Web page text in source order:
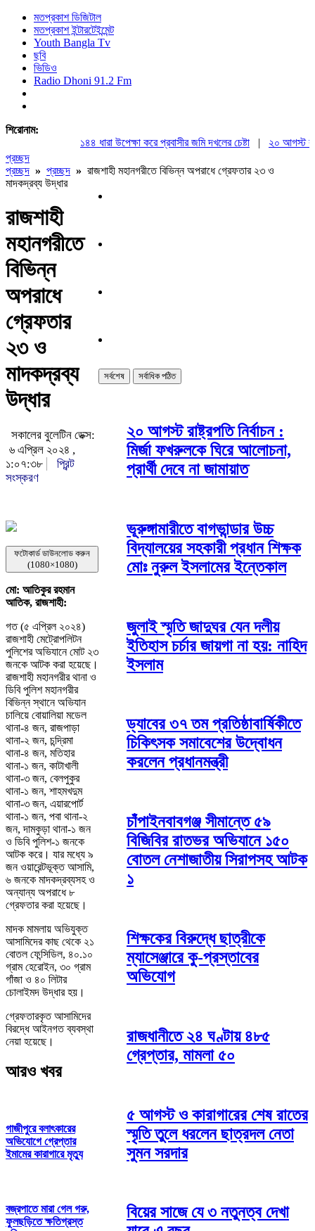
মতপ্রকাশ ডিজিটাল
মতপ্রকাশ ইন্টারটেইন্মেন্ট
Youth Bangla Tv
ছবি
ভিডিও
Radio Dhoni 91.2 Fm
শিরোনাম:
১৪৪ ধারা উপেক্ষা করে প্রবাসীর জমি দখলের চেষ্টা|
২০ আগস্ট
প্রচ্ছদ
প্রচ্ছদ » প্রচ্ছদ » রাজশাহী মহানগরীতে বিভিন্ন অপরাধে গ্রেফতার ২৩ ও
মাদকদ্রব্য উদ্ধার
রাজশাহী
মহানগরীতে
বিভিন্ন
অপরাধে
গ্রেফতার
২৩ ও
মাদকদ্রব্য
উদ্ধার
সকালের বুলেটিন ডেক্স:
৬ এপ্রিল ২০২৪ ,
১:০৭:৩৮
প্রিন্ট
সংস্করণ
ফটোকার্ড ডাউনলোড করুন
(1080×1080)
মো: আতিকুর রহমান
আতিক, রাজশাহী:
গত (৫ এপ্রিল ২০২৪)
রাজশাহী মেট্রোপলিটন
পুলিশের অভিযানে মোট ২৩
জনকে আটক করা হয়েছে।
রাজশাহী মহানগরীর থানা ও
ডিবি পুলিশ মহানগরীর
বিভিন্ন স্থানে অভিযান
চালিয়ে বোয়ালিয়া মডেল
থানা-৪ জন, রাজপাড়া
থানা-২ জন, চন্দ্রিমা
থানা-৪ জন, মতিহার
থানা-১ জন, কাটাখালী
থানা-৩ জন, বেলপুকুর
থানা-১ জন, শাহমখদুম
থানা-৩ জন, এয়ারপোর্ট
থানা-১ জন, পবা থানা-২
জন, দামকুড়া থানা-১ জন
ও ডিবি পুলিশ-১ জনকে
আটক করে। যার মধ্যে ৯
জন ওয়ারেন্টভূক্ত আসামি,
৬ জনকে মাদকদ্রব্যসহ ও
অন্যান্য অপরাধে ৮
গ্রেফতার করা হয়েছে।
মাদক মামলায় অভিযুক্ত
আসামিদের কাছ থেকে ২১
বোতল ফেন্সিডিল, ৪০.১০
গ্রাম হেরোইন, ৩০ গ্রাম
গাঁজা ও ৪০ লিটার
চোলাইমদ উদ্ধার হয়।
গ্রেফতারকৃত আসামিদের
বিরদ্ধে আইনগত ব্যবস্থা
নেয়া হয়েছে।
আরও খবর
গাজীপুরে বলাৎকারের
অভিযোগে গ্রেপ্তার
ইমামের কারাগারে মৃত্যু
বজ্রপাতে মারা গেল গরু,
ফুলছড়িতে ক্ষতিগ্রস্ত
সর্বশেষ সর্বাধিক পঠিত
২০ আগস্ট রাষ্ট্রপতি নির্বাচন :
মির্জা ফখরুলকে ঘিরে আলোচনা,
প্রার্থী দেবে না জামায়াত
ভূরুঙ্গামারীতে বাগভান্ডার উচ্চ
বিদ্যালয়ের সহকারী প্রধান শিক্ষক
মোঃ নুরুল ইসলামের ইন্তেকাল
জুলাই স্মৃতি জাদুঘর যেন দলীয়
ইতিহাস চর্চার জায়গা না হয়: নাহিদ
ইসলাম
ড্যাবের ৩৭ তম প্রতিষ্ঠাবার্ষিকীতে
চিকিৎসক সমাবেশের উদ্বোধন
করলেন প্রধানমন্ত্রী
চাঁপাইনবাবগঞ্জ সীমান্তে ৫৯
বিজিবির রাতভর অভিযানে ১৫০
বোতল নেশাজাতীয় সিরাপসহ আটক
১
শিক্ষকের বিরুদ্ধে ছাত্রীকে
ম্যাসেঞ্জারে কু-প্রস্তাবের
অভিযোগ
রাজধানীতে ২৪ ঘণ্টায় ৪৮৫
গ্রেপ্তার, মামলা ৫০
৫ আগস্ট ও কারাগারের শেষ রাতের
স্মৃতি তুলে ধরলেন ছাত্রদল নেতা
সুমন সরদার
বিয়ের সাজে যে ৩ নতুনত্ব দেখা